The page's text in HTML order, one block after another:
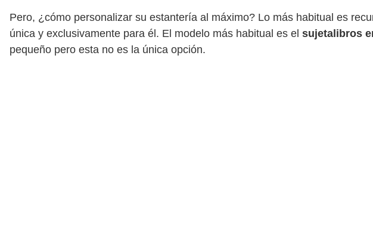
Pero, ¿cómo personalizar su estantería al máximo? Lo más habitual es
única y exclusivamente para él. El modelo más habitual es el sujetalibros
pequeño pero esta no es la única opción.